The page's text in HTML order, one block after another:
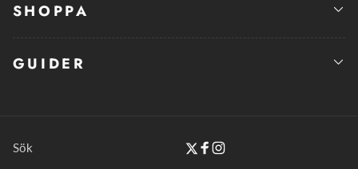
SHOPPA
GUIDER
Sök
Twitter
Facebook
Instagram